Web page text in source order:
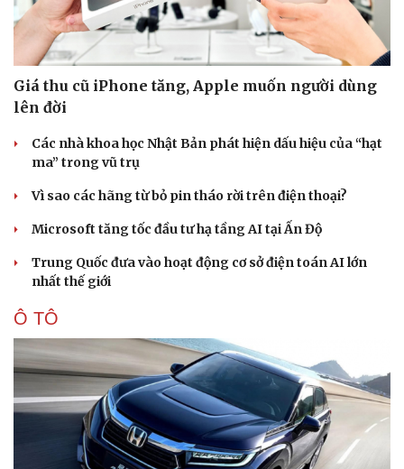
Doanh nghiệp
Thông tin doanh nghiệp
Doanh nghiệp 24h
Vì cộng đồng
Sành điệu
Chuyển đổi số
Giá thu cũ iPhone tăng, Apple muốn người dùng
lên đời
Các nhà khoa học Nhật Bản phát hiện dấu hiệu của “hạt
ma” trong vũ trụ
Vì sao các hãng từ bỏ pin tháo rời trên điện thoại?
Microsoft tăng tốc đầu tư hạ tầng AI tại Ấn Độ
Trung Quốc đưa vào hoạt động cơ sở điện toán AI lớn
nhất thế giới
Ô TÔ